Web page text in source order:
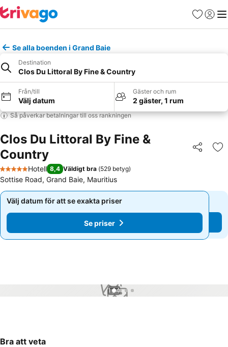
Favoriter
Logga
Se alla boenden i Grand Baie
Destination
Clos Du Littoral By Fine & Country
Från/till
Välj datum
Gäster och rum
2 gäster, 1 rum
Så påverkar betalningar till oss rankningen
Clos Du Littoral By Fine &
Country
Dela
5 Stjärnor
Hotell 8,4 Väldigt bra (529 betyg)
Sottise Road, Grand Baie, Mauritius
Välj datum för att se exakta priser
Se priser
Välj datum för att se exakta priser
Se priser
1 / 4
Bra att veta